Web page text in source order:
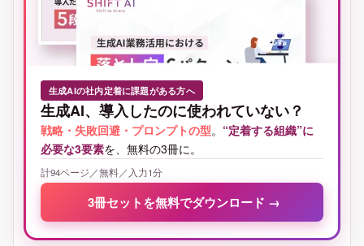
生成AIの社内定着に課題がある方へ
生成AI、導入したのに使われていない？
戦略・失敗回避・プロンプトの型。 “定着する組織”に
必要な3要素を、無料の3冊に。
計94ページ／無料／入力1分
3冊セットを無料でダウンロード →